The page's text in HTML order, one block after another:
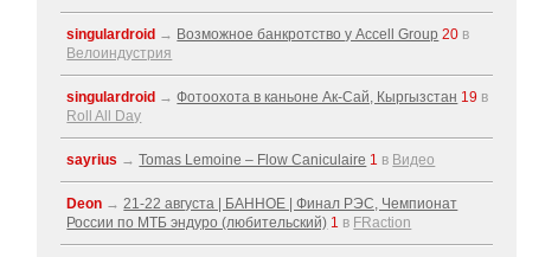
singulardroid → Возможное банкротство у Accell Group 20 в
Велоиндустрия
singulardroid →Фотоохота в каньоне Ак-Cай, Кыргызстан 19 в
Roll All Day
sayrius →Tomas Lemoine – Flow Caniculaire 1 в Видео
Deon →21-22 августа | БАННОЕ | Финал РЭС, Чемпионат
России по МТБ эндуро (любительский) 1 в FRaction